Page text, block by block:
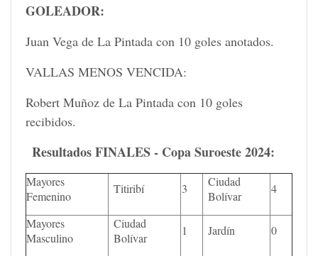
GOLEADOR:
Juan Vega de La Pintada con 10 goles anotados.
VALLAS MENOS VENCIDA:
Robert Muñoz de La Pintada con 10 goles
recibidos.
Resultados FINALES - Copa Suroeste 2024:
Mayores
Femenino
Titiribí 3
Ciudad
Bolívar
4
Mayores
Masculino
Ciudad
Bolívar
1 Jardín 0